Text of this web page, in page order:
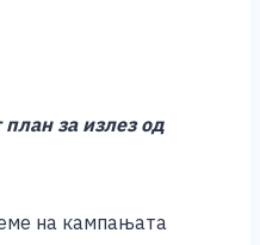
за излез од
на кампањата